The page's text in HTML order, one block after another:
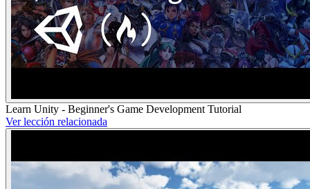
Learn Unity - Beginner's Game Development Tutorial
Ver lección relacionada